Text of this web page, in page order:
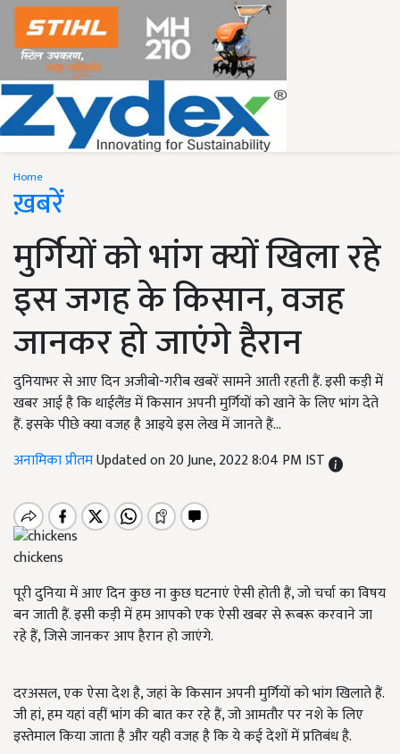
Home
ख़बरें
मुर्गियों को भांग क्यों खिला रहे
इस जगह के किसान, वजह
जानकर हो जाएंगे हैरान
दुनियाभर से आए दिन अजीबो-गरीब खबरें सामने आती रहती हैं. इसी कड़ी में
खबर आई है कि थाईलैंड में किसान अपनी मुर्गियों को खाने के लिए भांग देते
हैं. इसके पीछे क्या वजह है आइये इस लेख में जानते हैं...
अनामिका प्रीतमUpdated on 20 June, 2022 8:04 PM IST
chickens
पूरी दुनिया में आए दिन कुछ ना कुछ घटनाएं ऐसी होती हैं, जो चर्चा का विषय
बन जाती हैं. इसी कड़ी में हम आपको एक ऐसी खबर से रूबरू करवाने जा
रहे हैं, जिसे जानकर आप हैरान हो जाएंगे.
दरअसल, एक ऐसा देश है, जहां के किसान अपनी मुर्गियों को भांग खिलाते हैं.
जी हां, हम यहां वहीं भांग की बात कर रहे हैं, जो आमतौर पर नशे के लिए
इस्तेमाल किया जाता है और यही वजह है कि ये कई देशों में प्रतिबंध है.